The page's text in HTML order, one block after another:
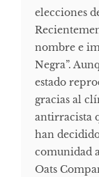
elecciones
nombre e
Negra”.
estado
gracias al
antirracista
han
comunidad
Oats